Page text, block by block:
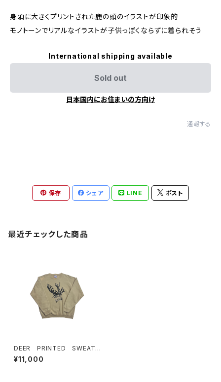
身頃に大きくプリントされた鹿の頭のイラストが印象的
モノトーンでリアルなイラストが子供っぽくならずに着られそう
International shipping available
Sold out
日本国内にお住まいの方向け
通報する
保存 シェア LINE ポスト
最近チェックした商品
DEER PRINTED SWEAT
SHIRTS
¥11,000